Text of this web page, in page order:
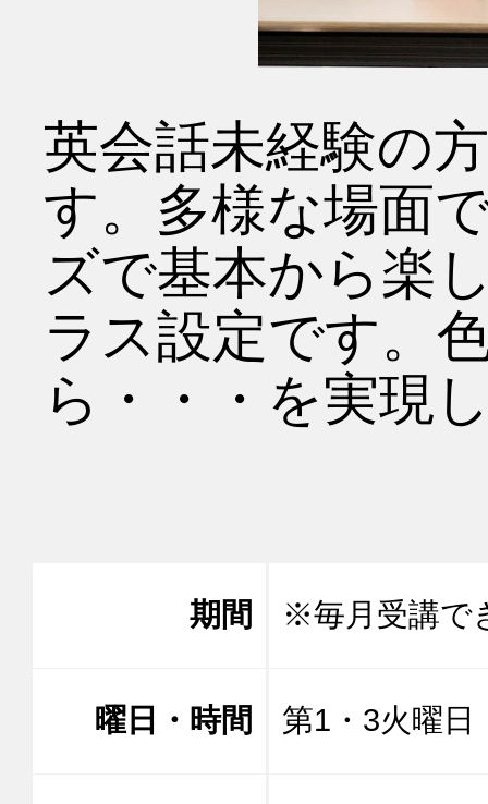
英会話未経験の
す。多様な場面
ズで基本から楽
ラス設定です。
ら・・・を実現
期間 ※毎月受講で
曜日・時間 第1・3火曜